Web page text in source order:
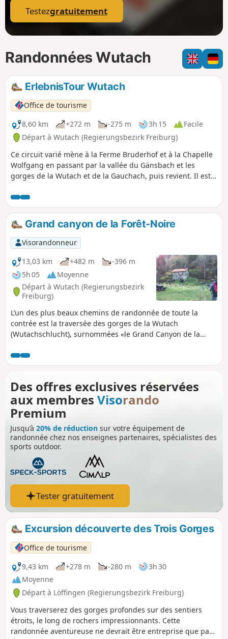
Testezgratuitement
Randonnées Wutach
ErlebnisTour Wutach
Office de tourisme
8,60 km
+272 m -275 m 3h 15
Facile
Départ à Wutach (Regierungsbezirk Freiburg)
Ce circuit varié mène à la Ferme Bruderhof et à la Chapelle
Wolfgang en passant par la vallée du Gänsbach et les
gorges de la Wutach et de la Gauchach, puis revient. Il est
didactique de la Forêt de Hüfingen.
Grand canyon de la Forêt-Noire
Visorandonneur
13,03 km
+482 m
-396 m
5h 05
Moyenne
Départ à Wutach (Regierungsbezirk
Freiburg)
L’un des plus beaux chemins de randonnée de toute la
contrée est la traversée des gorges de la Wutach
(Wutachschlucht), surnommées «le Grand Canyon de la
passerelles, escaliers et chemins taillés dans la pierre avec
un ruisseau tantôt calme tantôt en cascade et une
pour revenir à Schattenmühle. Continuez dans la gorge du
Lotenbach sur environ 1.5km jusqu'à la route B315 où on
retrouve l'arrêt de bus.
Des offres exclusives réservées
aux membres Visorando
Premium
Jusqu’à 20% de réduction sur votre équipement de
randonnée chez nos enseignes partenaires, spécialistes des
sports outdoor.
Tester gratuitement
Excursion découverte des Trois Gorges
Office de tourisme
9,43 km
+278 m -280 m
3h 30
Moyenne
Départ à Löffingen (Regierungsbezirk Freiburg)
Vous traverserez des gorges profondes sur des sentiers
étroits, le long de rochers impressionnants. Cette
randonnée aventureuse ne devrait être entreprise que par